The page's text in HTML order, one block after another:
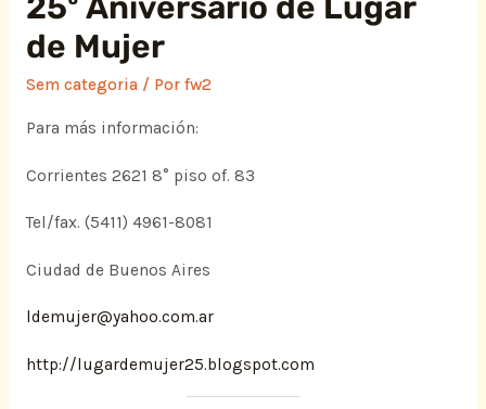
de Mujer
Sem categoria/ Por fw2
Para más información:
Corrientes 2621 8° piso of. 83
Tel/fax. (5411) 4961-8081
Ciudad de Buenos Aires
ldemujer@yahoo.com.ar
http://lugardemujer25.blogspot.com